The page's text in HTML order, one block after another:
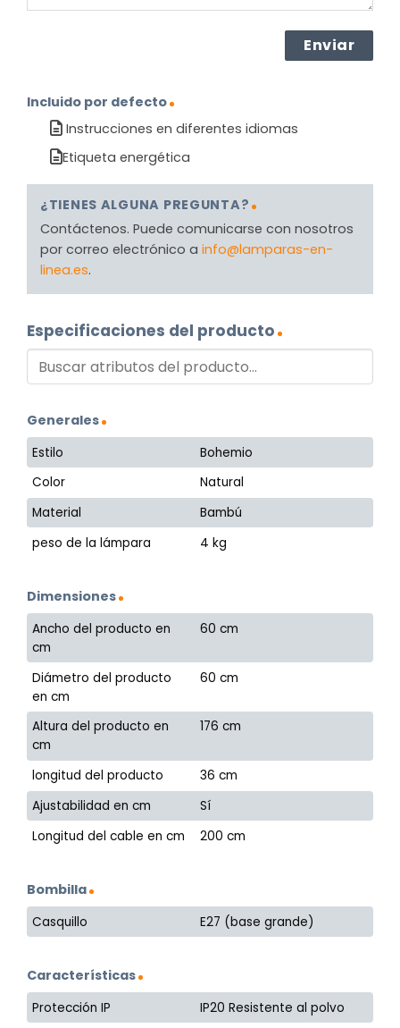
Incluido por defecto
Instrucciones en diferentes idiomas
Etiqueta energética
¿TIENES ALGUNA PREGUNTA?
Contáctenos. Puede comunicarse con nosotros
por correo electrónico a info@lamparas-en-
linea.es.
Especificaciones del producto
Generales
Estilo
Bohemio
Color
Natural
Material
Bambú
peso de la lámpara
4 kg
Dimensiones
Ancho del producto en
cm
60 cm
Diámetro del producto
en cm
60 cm
Altura del producto en
cm
176 cm
longitud del producto
36 cm
Ajustabilidad en cm
Sí
Longitud del cable en cm
200 cm
Bombilla
Casquillo E27 (base grande)
Características
Protección IP
IP20 Resistente al polvo